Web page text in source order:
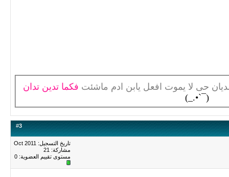
حى لا يموت افعل يابن ادم ماشئت فكما تدين تدان
(¯`•._)
#3
تاريخ التسجيل: Oct 2011
مشاركة: 21
مستوى تقييم العضوية: 0